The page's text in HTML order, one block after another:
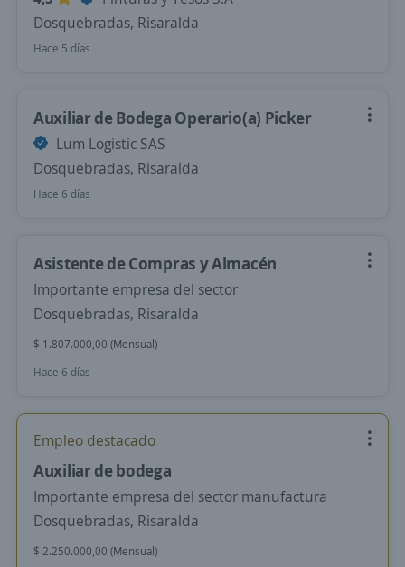
Dosquebradas, Risaralda
Hace 5 días
Auxiliar de Bodega Operario(a) Picker
Lum Logistic SAS
Dosquebradas, Risaralda
Hace 6 días
Asistente de Compras y Almacén
Importante empresa del sector
Dosquebradas, Risaralda
$ 1.807.000,00 (Mensual)
Hace 6 días
Empleo destacado
Auxiliar de bodega
Importante empresa del sector manufactura
Dosquebradas, Risaralda
$ 2.250.000,00 (Mensual)